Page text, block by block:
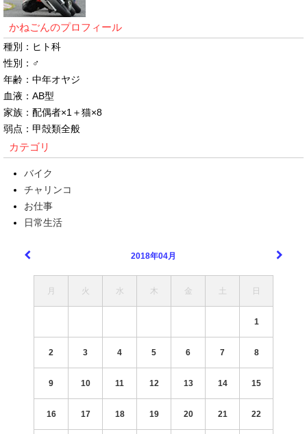
かねごんのプロフィール
種別：ヒト科
性別：♂
年齢：中年オヤジ
血液：AB型
家族：配偶者×1＋猫×8
弱点：甲殻類全般
カテゴリ
バイク
チャリンコ
お仕事
日常生活
2018年04月
月 火 水 木 金 土 日
1
2 3 4 5 6 7 8
9 10 11 12 13 14 15
16 17 18 19 20 21 22